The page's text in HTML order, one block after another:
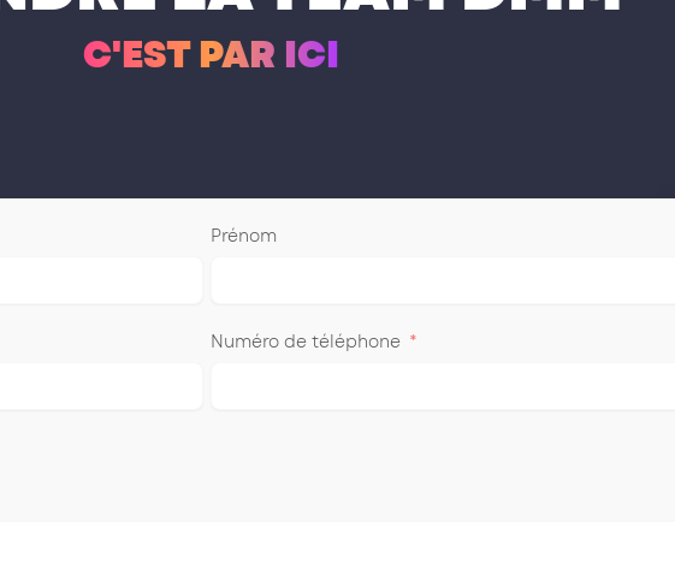
C'EST PAR ICI
Prénom
Numéro de téléphone